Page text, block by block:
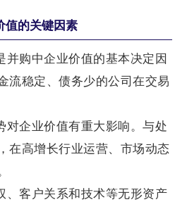
值的关键因素
并购中企业价值的基本决定因
流稳定、债务少的公司在交易
对企业价值有重大影响。与处
在高增长行业运营、市场动态
、客户关系和技术等无形资产